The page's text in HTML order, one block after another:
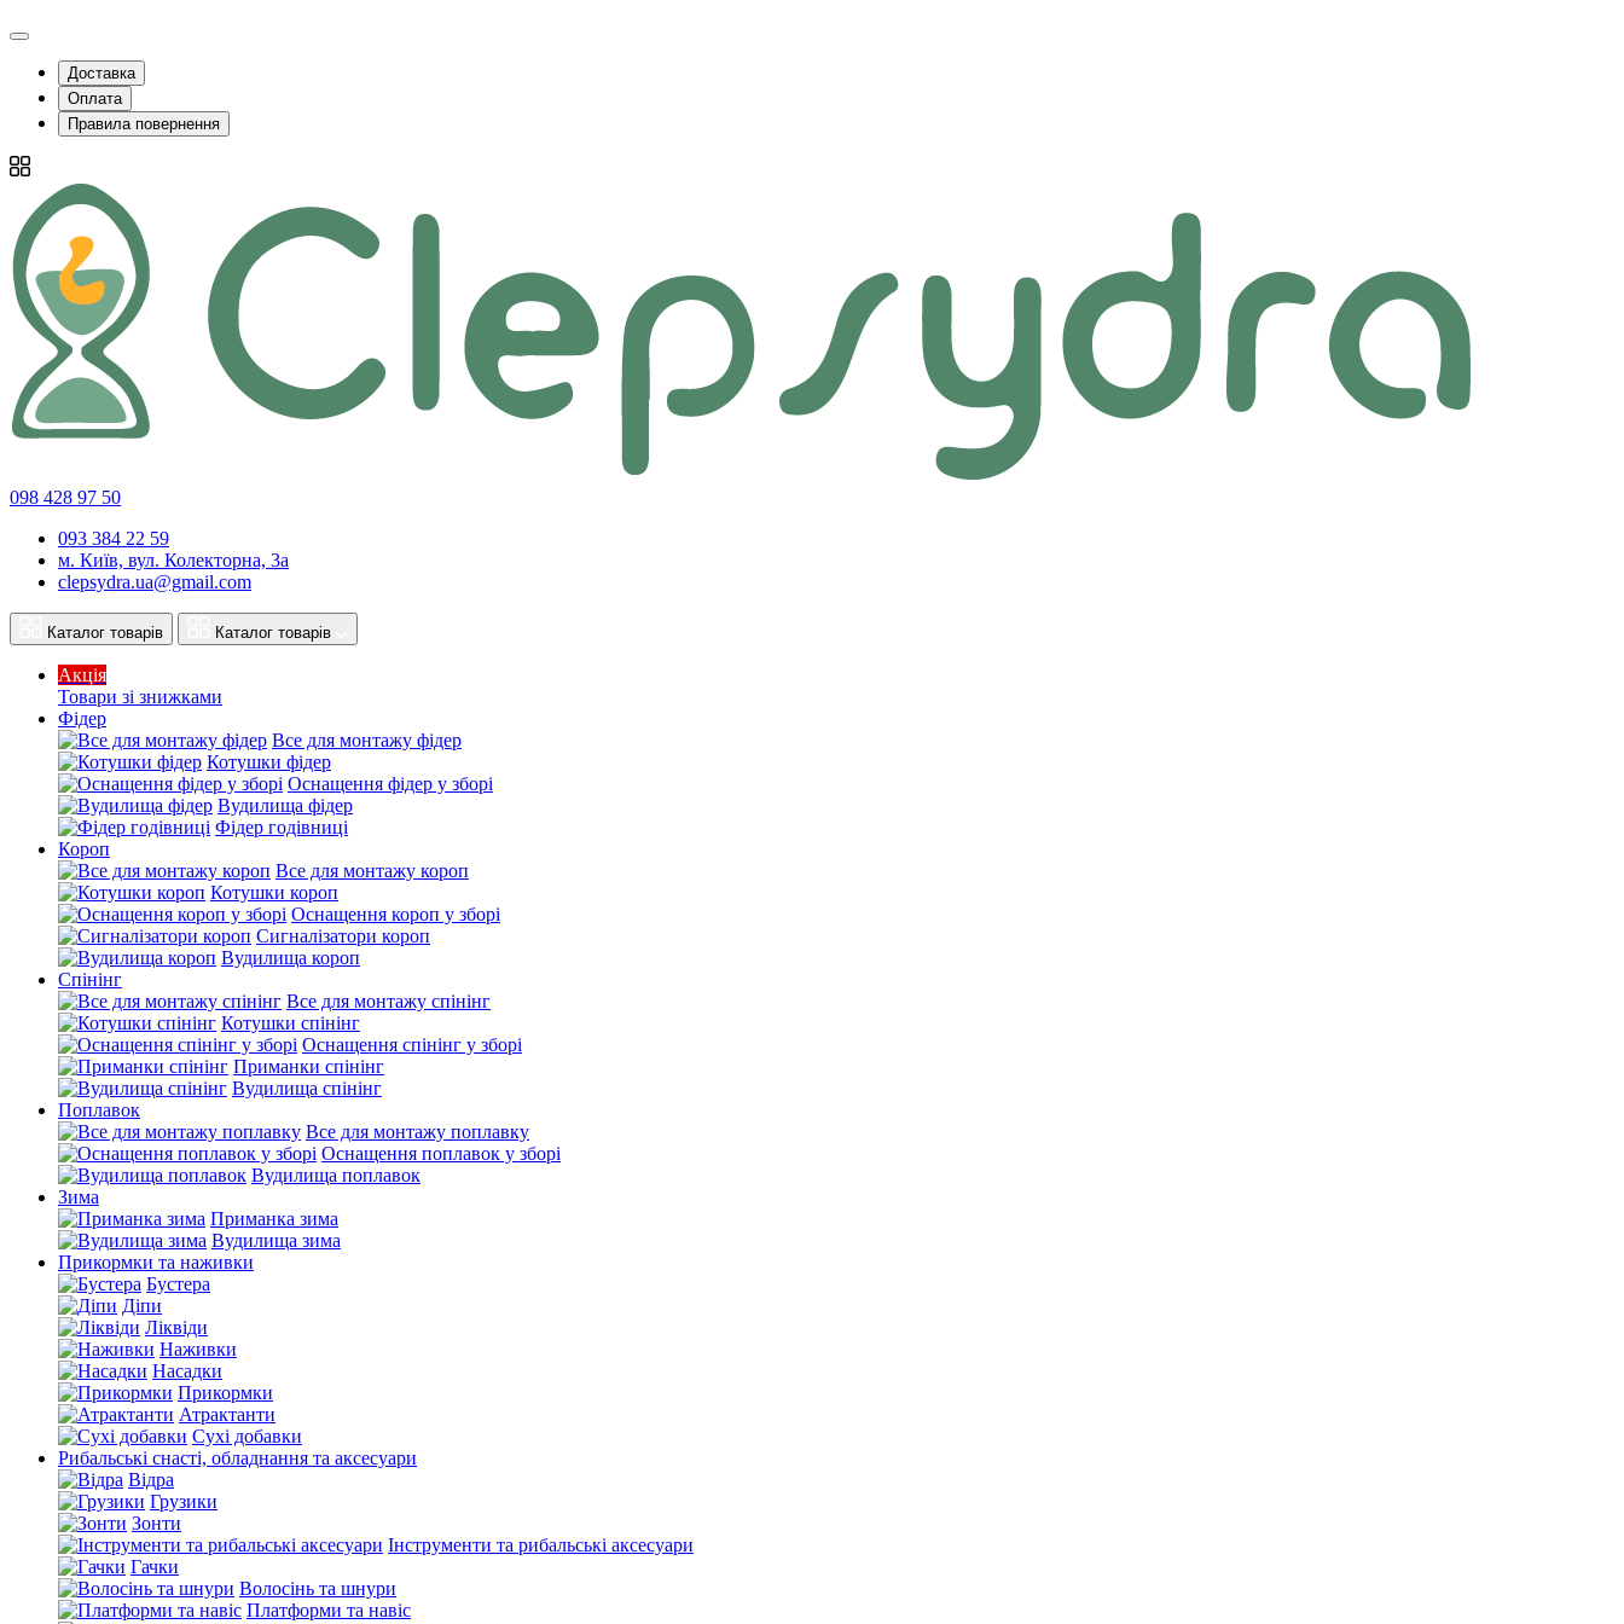
Доставка
Оплата
Правила повернення
098 428 97 50
093 384 22 59
м. Київ, вул. Колекторна, 3а
clepsydra.ua@gmail.com
Каталог товарів Каталог товарів
Акція
Товари зі знижками
Фідер
Все для монтажу фідер
Котушки фідер
Оснащення фідер у зборі
Вудилища фідер
Фідер годівниці
Короп
Все для монтажу короп
Котушки короп
Оснащення короп у зборі
Сигналізатори короп
Вудилища короп
Спінінг
Все для монтажу спінінг
Котушки спінінг
Оснащення спінінг у зборі
Приманки спінінг
Вудилища спінінг
Поплавок
Все для монтажу поплавку
Оснащення поплавок у зборі
Вудилища поплавок
Зима
Приманка зима
Вудилища зима
Прикормки та наживки
Бустера
Діпи
Ліквіди
Наживки
Насадки
Прикормки
Атрактанти
Сухі добавки
Рибальські снасті, обладнання та аксесуари
Відра
Грузики
Зонти
Інструменти та рибальські аксесуари
Гачки
Волосінь та шнури
Платформи та навіс